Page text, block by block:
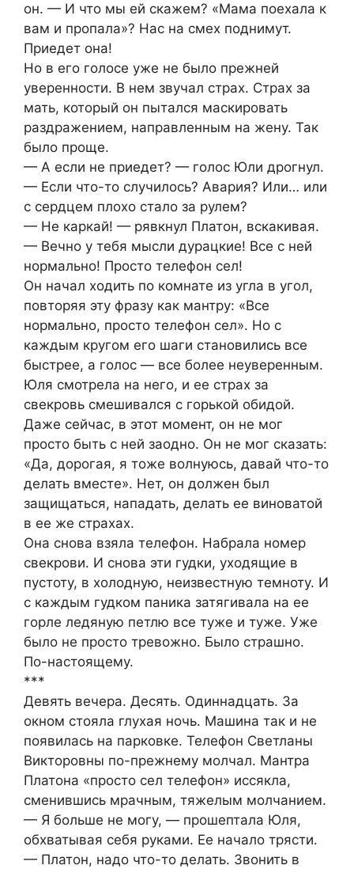
он. — И что мы ей скажем? «Мама поехала к
вам и пропала»? Нас на смех поднимут.
Приедет она!
Но в его голосе уже не было прежней
уверенности. В нем звучал страх. Страх за
мать, который он пытался маскировать
раздражением, направленным на жену. Так
было проще.
— А если не приедет? — голос Юли дрогнул.
— Если что-то случилось? Авария? Или… или
с сердцем плохо стало за рулем?
— Не каркай! — рявкнул Платон, вскакивая.
— Вечно у тебя мысли дурацкие! Все с ней
нормально! Просто телефон сел!
Он начал ходить по комнате из угла в угол,
повторяя эту фразу как мантру: «Все
нормально, просто телефон сел». Но с
каждым кругом его шаги становились все
быстрее, а голос — все более неуверенным.
Юля смотрела на него, и ее страх за
свекровь смешивался с горькой обидой.
Даже сейчас, в этот момент, он не мог
просто быть с ней заодно. Он не мог сказать:
«Да, дорогая, я тоже волнуюсь, давай что-то
делать вместе». Нет, он должен был
защищаться, нападать, делать ее виноватой
в ее же страхах.
Она снова взяла телефон. Набрала номер
свекрови. И снова эти гудки, уходящие в
пустоту, в холодную, неизвестную темноту. И
с каждым гудком паника затягивала на ее
горле ледяную петлю все туже и туже. Уже
было не просто тревожно. Было страшно.
По-настоящему.
***
Девять вечера. Десять. Одиннадцать. За
окном стояла глухая ночь. Машина так и не
появилась на парковке. Телефон Светланы
Викторовны по-прежнему молчал. Мантра
Платона «просто сел телефон» иссякла,
сменившись мрачным, тяжелым молчанием.
— Я больше не могу, — прошептала Юля,
обхватывая себя руками. Ее начало трясти.
— Платон, надо что-то делать. Звонить в